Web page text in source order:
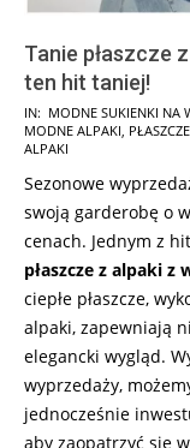
Tanie płaszcze
ten hit taniej!
2024-
06-
IN: MODNE SUKIENKI NA
MODNE ALPAKI
ALPAKI
Sezonowe
swoją garderobę o
cenach. Jednym z
płaszcze z alpaki z
ciepłe płaszcze,
alpaki, zapewniają
elegancki wygląd.
wyprzedaży,
jednocześnie
aby zaopatrzyć się